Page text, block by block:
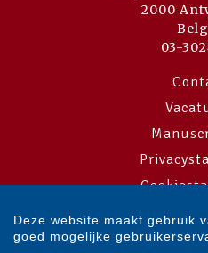
2000
03-
Deze website maakt gebruik
goed mogelijke